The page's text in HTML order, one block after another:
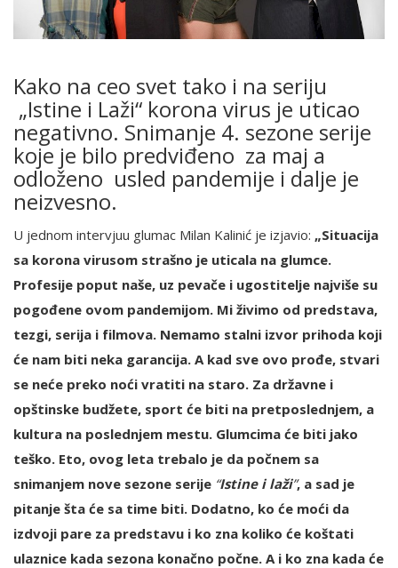
Kako na ceo svet tako i na seriju
„Istine i Laži“ korona virus je uticao
negativno. Snimanje 4. sezone serije
koje je bilo predviđeno za maj a
odloženo usled pandemije i dalje je
neizvesno.
U jednom intervjuu glumac Milan Kalinić je izjavio: „Situacija
sa korona virusom strašno je uticala na glumce.
Profesije poput naše, uz pevače i ugostitelje najviše su
pogođene ovom pandemijom. Mi živimo od predstava,
tezgi, serija i filmova. Nemamo stalni izvor prihoda koji
će nam biti neka garancija. A kad sve ovo prođe, stvari
se neće preko noći vratiti na staro. Za državne i
opštinske budžete, sport će biti na pretposlednjem, a
kultura na poslednjem mestu. Glumcima će biti jako
teško. Eto, ovog leta trebalo je da počnem sa
snimanjem nove sezone serije “Istine i laži”, a sad je
pitanje šta će sa time biti. Dodatno, ko će moći da
izdvoji pare za predstavu i ko zna koliko će koštati
ulaznice kada sezona konačno počne. A i ko zna kada će